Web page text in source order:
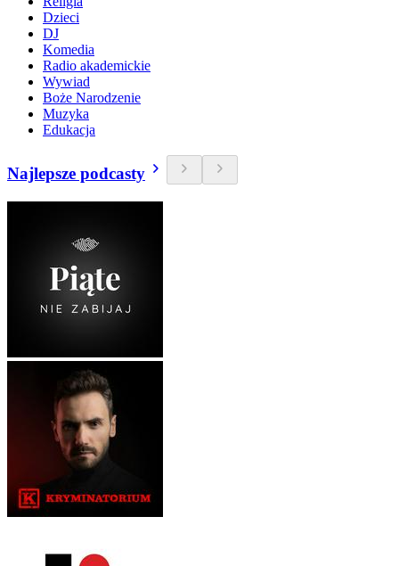
Dzieci
DJ
Komedia
Radio akademickie
Wywiad
Boże Narodzenie
Muzyka
Edukacja
Najlepsze podcasty